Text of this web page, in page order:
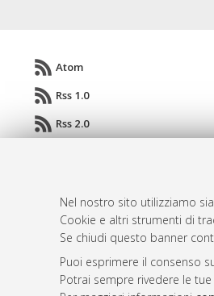
Nel nostro sito utilizziamo
Cookie e altri strumenti di
Se chiudi questo banner
Puoi esprimere il consenso
Potrai sempre rivedere le
Atom
Rss 1.0
Rss 2.0
© ALMA